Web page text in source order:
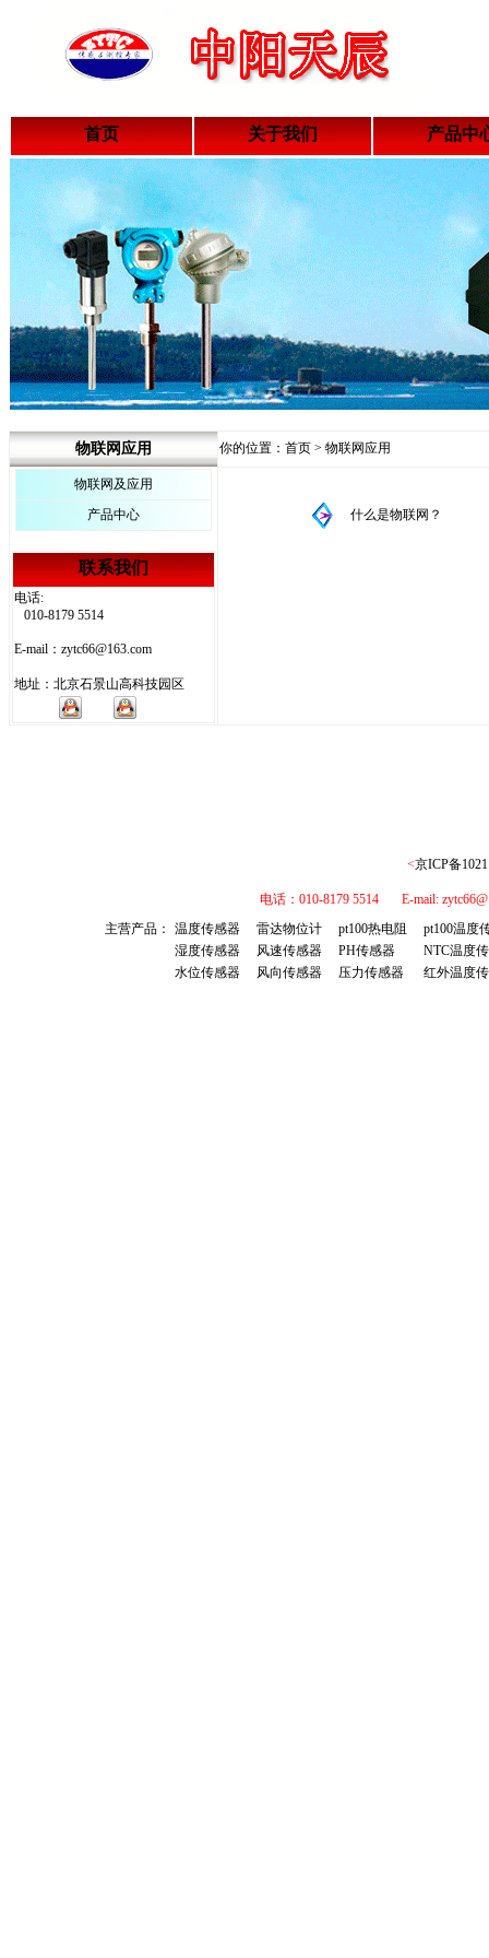
首页 关于我们 产品中
物联网应用 你的位置：首页 > 物联网应用
物联网及应用
产品中心
联系我们
电话:
010-8179 5514
E-mail：zytc66@163.com
地址：北京石景山高科技园区
什么是物联网？
<京ICP备
电话：010-8179 5514 E-mail:
主营产品：
温度传感器 雷达物位计 pt100热电阻
pt100温度
湿度传感器
风速传感器 PH传感器
NTC温度
水位传感器
风向传感器 压力传感器 红外温度